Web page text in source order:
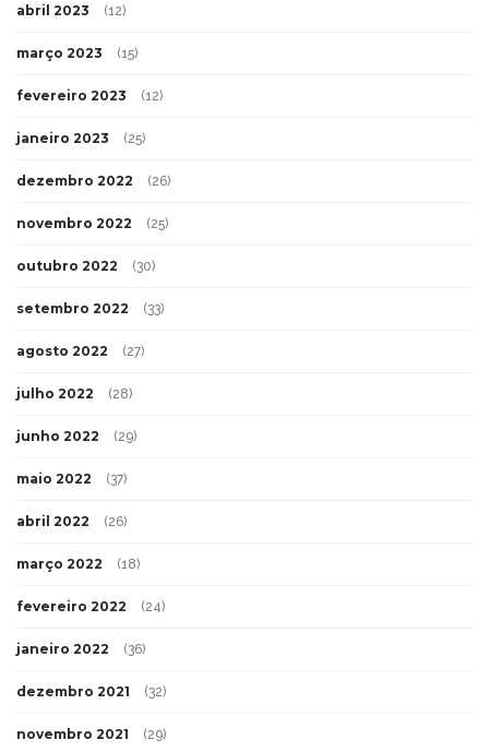
abril 2023 (12)
março 2023 (15)
fevereiro 2023 (12)
janeiro 2023 (25)
dezembro 2022 (26)
novembro 2022 (25)
outubro 2022 (30)
setembro 2022 (33)
agosto 2022 (27)
julho 2022 (28)
junho 2022 (29)
maio 2022 (37)
abril 2022 (26)
março 2022 (18)
fevereiro 2022 (24)
janeiro 2022 (36)
dezembro 2021 (32)
novembro 2021 (29)